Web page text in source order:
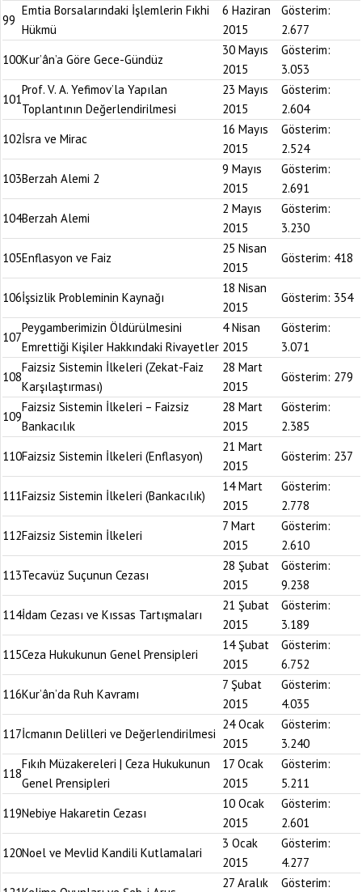
99
Emtia Borsalarındaki İşlemlerin Fıkhi
Hükmü
6 Haziran
2015
Gösterim:
2.677
100Kur’ân’a Göre Gece-Gündüz
30 Mayıs
2015
Gösterim:
3.053
101
Prof. V. A. Yefimov’la Yapılan
Toplantının Değerlendirilmesi
23 Mayıs
2015
Gösterim:
2.604
102İsra ve Mirac
16 Mayıs
2015
Gösterim:
2.524
103Berzah Alemi 2
9 Mayıs
2015
Gösterim:
2.691
104Berzah Alemi
2 Mayıs
2015
Gösterim:
3.230
105Enflasyon ve Faiz
25 Nisan
2015
Gösterim: 418
106İşsizlik Probleminin Kaynağı
18 Nisan
2015
Gösterim: 354
107
Peygamberimizin Öldürülmesini
Emrettiği Kişiler Hakkındaki Rivayetler
4 Nisan
2015
Gösterim:
3.071
108
Faizsiz Sistemin İlkeleri (Zekat-Faiz
Karşılaştırması)
28 Mart
2015
Gösterim: 279
109
Faizsiz Sistemin İlkeleri – Faizsiz
Bankacılık
28 Mart
2015
Gösterim:
2.385
110Faizsiz Sistemin İlkeleri (Enflasyon)
21 Mart
2015
Gösterim: 237
111Faizsiz Sistemin İlkeleri (Bankacılık)
14 Mart
2015
Gösterim:
2.778
112Faizsiz Sistemin İlkeleri
7 Mart
2015
Gösterim:
2.610
113Tecavüz Suçunun Cezası
28 Şubat
2015
Gösterim:
9.238
114İdam Cezası ve Kıssas Tartışmaları
21 Şubat
2015
Gösterim:
3.189
115Ceza Hukukunun Genel Prensipleri
14 Şubat
2015
Gösterim:
6.752
116Kur’ân’da Ruh Kavramı
7 Şubat
2015
Gösterim:
4.035
117İcmanın Delilleri ve Değerlendirilmesi
24 Ocak
2015
Gösterim:
3.240
118
Fıkıh Müzakereleri | Ceza Hukukunun
Genel Prensipleri
17 Ocak
2015
Gösterim:
5.211
119Nebiye Hakaretin Cezası
10 Ocak
2015
Gösterim:
2.601
120Noel ve Mevlid Kandili Kutlamalari
3 Ocak
2015
Gösterim:
4.277
27 Aralık Gösterim: